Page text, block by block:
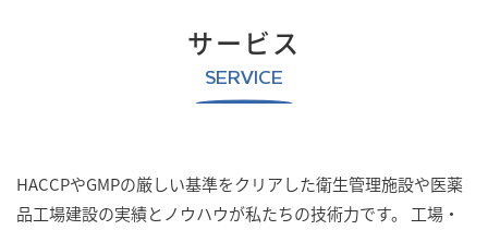
サービス
SERVICE
HACCPやGMPの厳しい基準をクリアした衛生管理施設や医薬
品工場建設の実績とノウハウが私たちの技術力です。
工場・